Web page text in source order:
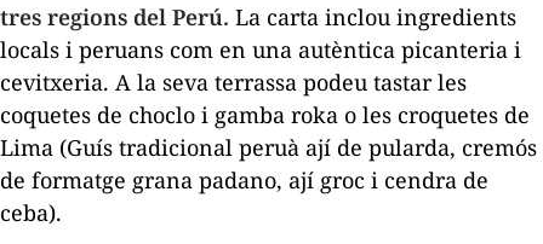
tres regions del Perú. La carta inclou ingredients
locals i peruans com en una autèntica picanteria i
cevitxeria. A la seva terrassa podeu tastar les
coquetes de choclo i gamba roka o les croquetes de
Lima (Guís tradicional peruà ají de pularda, cremós
de formatge grana padano, ají groc i cendra de
ceba).